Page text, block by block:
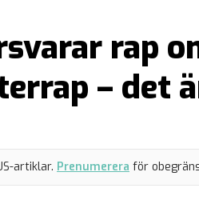
rap
– det
artiklar. Prenumerera för